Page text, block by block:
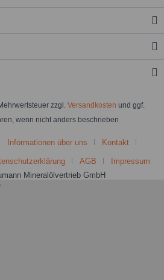
zzgl. Versandkosten und ggf.
wenn nicht anders beschrieben
Informationen über uns Kontakt
AGB
Impressum
Mineralölvertrieb GmbH